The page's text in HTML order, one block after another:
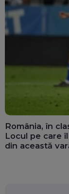
România, în
Locul pe care
din această